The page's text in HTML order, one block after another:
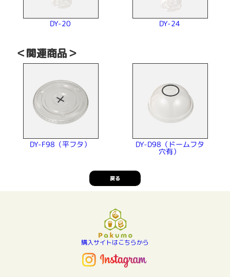
DY-20 DY-24
＜関連商品＞
DY-F98（平フタ） DY-D98（ドームフタ
穴有）
戻る
購入サイトはこちらから